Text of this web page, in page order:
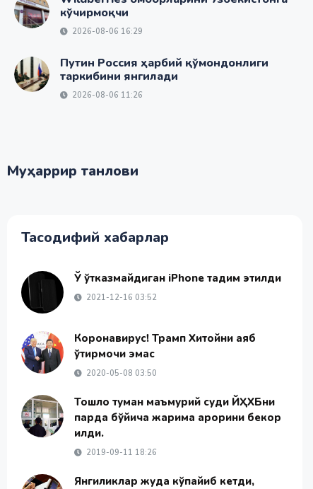
кўчирмоқчи
2026-08-06 16:29
Путин Россия ҳарбий қўмондонлиги
таркибини янгилади
2026-08-06 11:26
Муҳаррир танлови
Тасодифий хабарлар
Ўқ ўтказмайдиган iPhone тақдим этилди
2021-12-16 03:52
Коронавирус! Трамп Хитойни аяб
ўтирмоқчи эмас
2020-05-08 03:50
Тошлоқ туман маъмурий суди ЙҲХБни
парда бўйича жарима қарорини бекор
қилди.
2019-09-11 18:26
Янгиликлар жуда кўпайиб кетди,